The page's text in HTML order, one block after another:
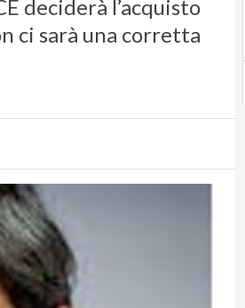
deciderà l’acquisto
ci sarà una corretta